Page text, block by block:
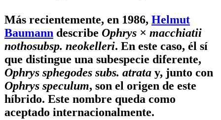
Más recientemente, en 1986, Helmut
Baumann describe Ophrys × macchiatii
nothosubsp. neokelleri. En este caso, él sí
que distingue una subespecie diferente,
Ophrys sphegodes subs. atrata y, junto con
Ophrys speculum, son el origen de este
híbrido. Este nombre queda como
aceptado internacionalmente.